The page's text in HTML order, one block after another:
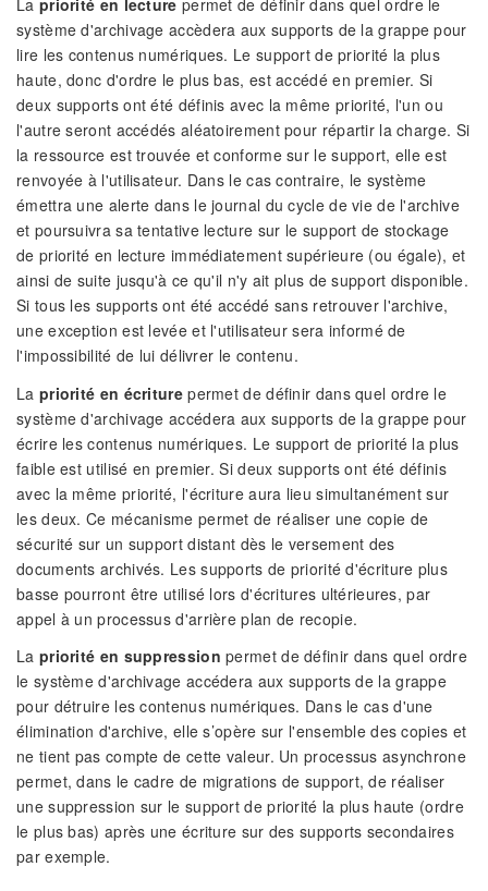
système d'archivage accèdera aux supports de la grappe pour
lire les contenus numériques. Le support de priorité la plus
haute, donc d'ordre le plus bas, est accédé en premier. Si
deux supports ont été définis avec la même priorité, l'un ou
l'autre seront accédés aléatoirement pour répartir la charge. Si
la ressource est trouvée et conforme sur le support, elle est
renvoyée à l'utilisateur. Dans le cas contraire, le système
émettra une alerte dans le journal du cycle de vie de l'archive
et poursuivra sa tentative lecture sur le support de stockage
de priorité en lecture immédiatement supérieure (ou égale), et
ainsi de suite jusqu'à ce qu'il n'y ait plus de support disponible.
Si tous les supports ont été accédé sans retrouver l'archive,
une exception est levée et l'utilisateur sera informé de
l'impossibilité de lui délivrer le contenu.
La priorité en écriturepermet de définir dans quel ordre le
système d'archivage accédera aux supports de la grappe pour
écrire les contenus numériques. Le support de priorité la plus
faible est utilisé en premier. Si deux supports ont été définis
avec la même priorité, l'écriture aura lieu simultanément sur
les deux. Ce mécanisme permet de réaliser une copie de
sécurité sur un support distant dès le versement des
documents archivés. Les supports de priorité d'écriture plus
basse pourront être utilisé lors d'écritures ultérieures, par
appel à un processus d'arrière plan de recopie.
La priorité en suppression permet de définir dans quel ordre
le système d'archivage accédera aux supports de la grappe
pour détruire les contenus numériques. Dans le cas d'une
élimination d'archive, elle s’opère sur l'ensemble des copies et
ne tient pas compte de cette valeur. Un processus asynchrone
permet, dans le cadre de migrations de support, de réaliser
une suppression sur le support de priorité la plus haute (ordre
le plus bas) après une écriture sur des supports secondaires
par exemple.